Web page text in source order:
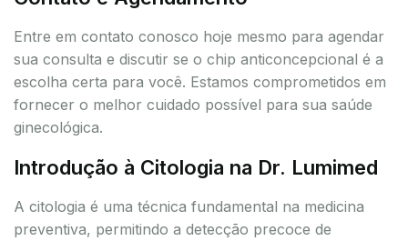
Entre em contato conosco hoje mesmo para agendar
sua consulta e discutir se o chip anticoncepcional é a
escolha certa para você. Estamos comprometidos em
fornecer o melhor cuidado possível para sua saúde
ginecológica.
Introdução à Citologia na Dr. Lumimed
A citologia é uma técnica fundamental na medicina
preventiva, permitindo a detecção precoce de